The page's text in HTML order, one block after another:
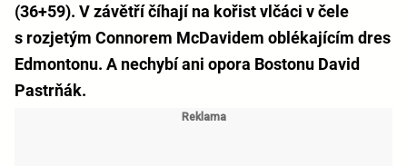
(36+59). V závětří číhají na kořist vlčáci v čele
s rozjetým Connorem McDavidem oblékajícím dres
Edmontonu. A nechybí ani opora Bostonu David
Pastrňák.